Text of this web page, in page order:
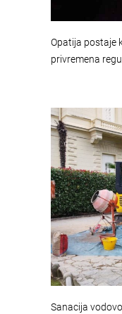
Opatija postaje
privremena
Sanacija